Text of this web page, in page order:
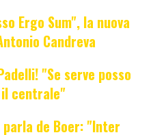
Ergo Sum", la nuova
Candreva
"Se serve posso
centrale"
parla de Boer: "Inter